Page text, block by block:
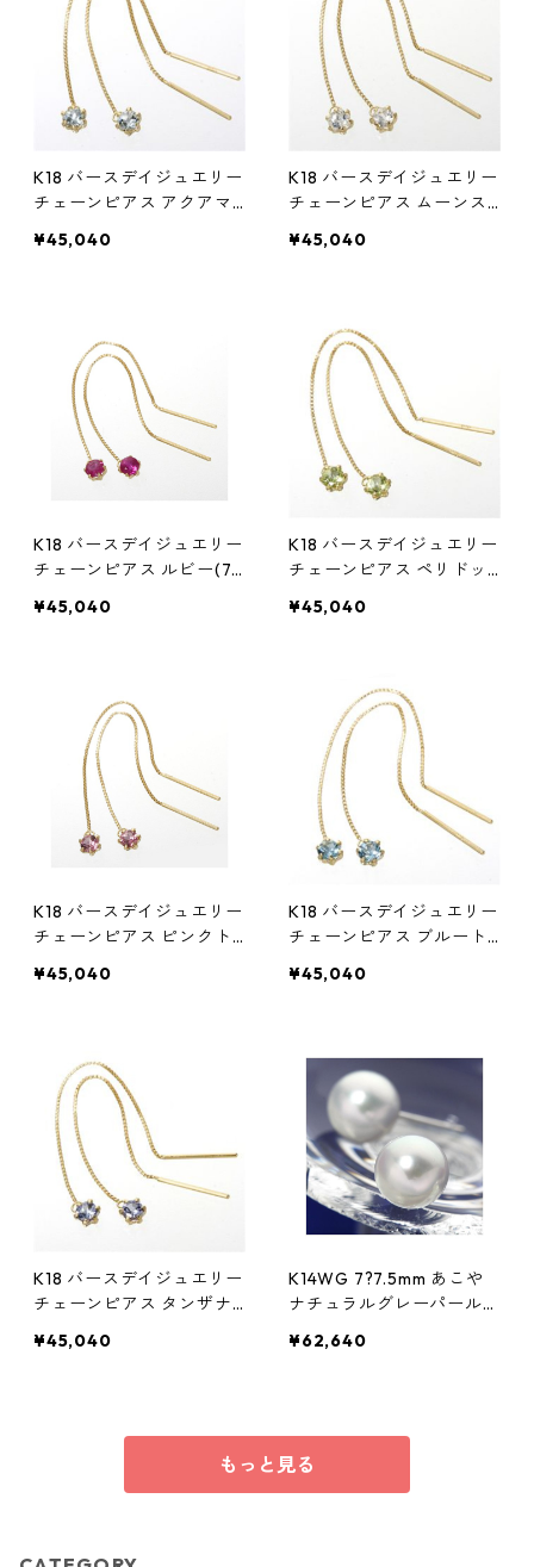
K18 バースデイジュエリー
チェーンピアス アクアマ
ディース
¥45,040
K18 バースデイジュエリー
チェーンピアス ムーンス
レディース
¥45,040
K18 バースデイジュエリー
チェーンピアス ルビー(7
ス
¥45,040
K18 バースデイジュエリー
チェーンピアス ペリドッ
ィース
¥45,040
K18 バースデイジュエリー
チェーンピアス ピンクト
リー レディース
¥45,040
K18 バースデイジュエリー
チェーンピアス ブルート
レディース
¥45,040
K18 バースデイジュエリー
チェーンピアス タンザナ
レディース
¥45,040
K14WG 7?7.5mm あこや
ナチュラルグレーパールピ
エリー アクセサリー レデ
¥62,640
もっと見る